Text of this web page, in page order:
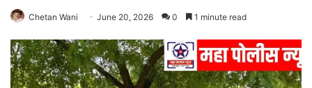
Chetan Wani June 20, 2026 0 1 minute read